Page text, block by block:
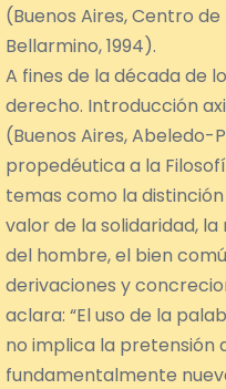
(Buenos Aires, Centro
Bellarmino, 1994).
A fines de la década de
derecho. Introducción
(Buenos Aires, Abeledo-
propedéutica a la
temas como la
valor de la solidaridad,
del hombre, el bien
derivaciones y
aclara: “El uso de la
no implica la pretensión
fundamentalmente